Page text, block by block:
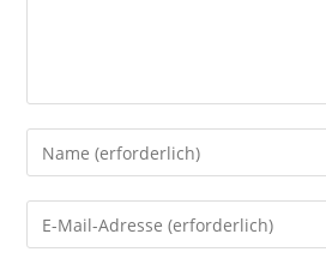
Gib
deinen
Namen
oder
Gib
deine